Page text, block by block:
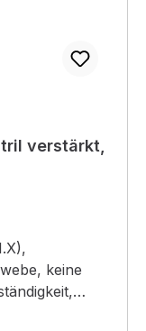
verstärkt,
keine